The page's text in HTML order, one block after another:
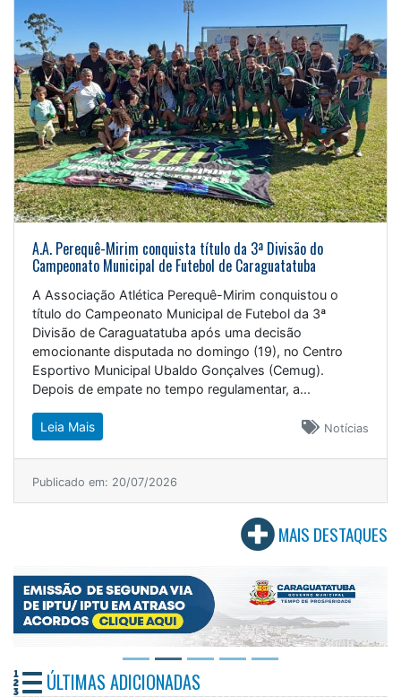
A.A. Perequê-Mirim conquista título da 3ª Divisão do
Campeonato Municipal de Futebol de Caraguatatuba
A Associação Atlética Perequê-Mirim conquistou o
título do Campeonato Municipal de Futebol da 3ª
Divisão de Caraguatatuba após uma decisão
emocionante disputada no domingo (19), no Centro
Esportivo Municipal Ubaldo Gonçalves (Cemug).
Depois de empate no tempo regulamentar, a...
Notícias
Leia Mais
Publicado em: 20/07/2026
MAIS DESTAQUES
ÚLTIMAS ADICIONADAS